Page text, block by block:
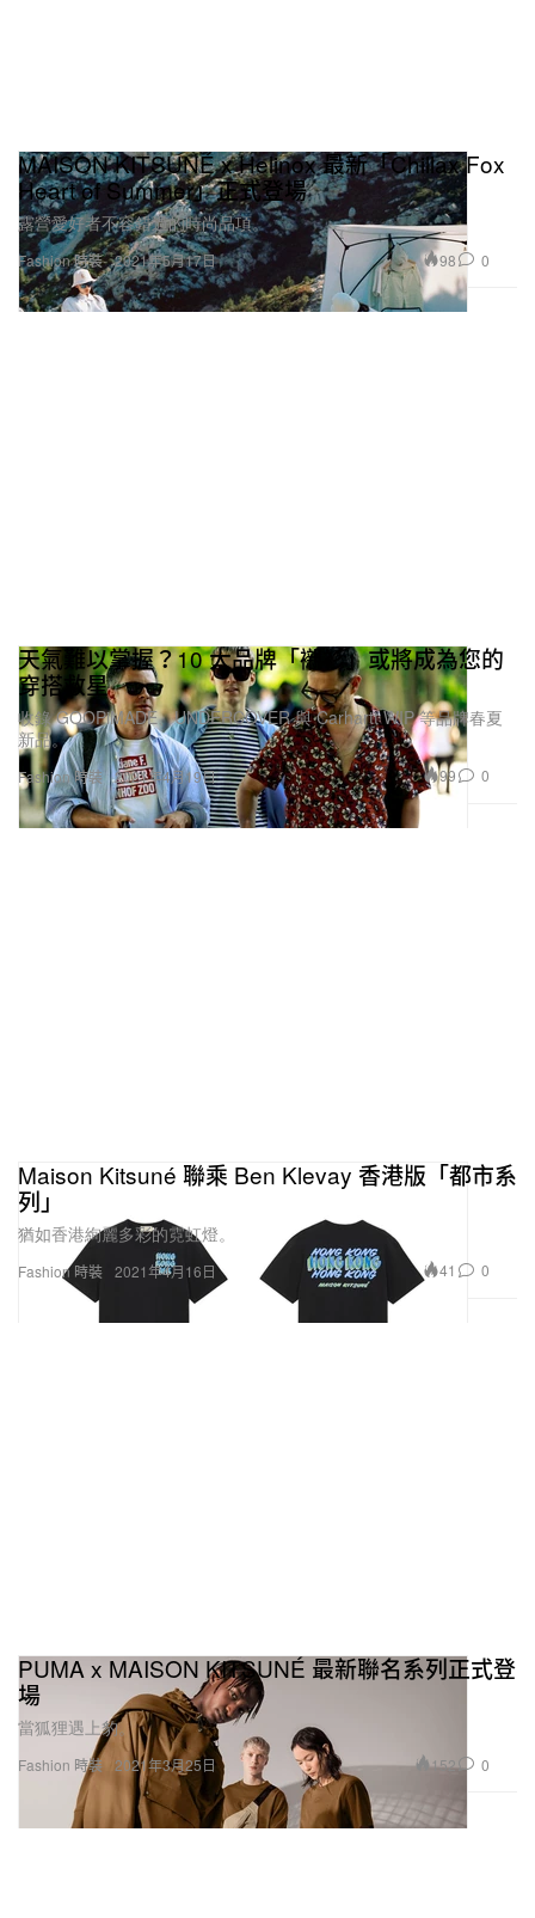
Fashion 時裝
MAISON KITSUNÉ x Helinox 最新「Chillax Fox
Heart of Summer」正式登場
露營愛好者不容錯過的時尚品項。
2021年5月17日 98 0
Fashion 時裝
天氣難以掌握？10 大品牌「襯衫」或將成為您的
穿搭救星
收錄 GOOPiMADE、UNDERCOVER 與 Carhartt WIP 等品牌春夏
新品。
2021年4月19日 99 0
Fashion 時裝
Maison Kitsuné 聯乘 Ben Klevay 香港版「都市系
列」
猶如香港絢麗多彩的霓虹燈。
2021年4月16日 41 0
Fashion 時裝
PUMA x MAISON KITSUNÉ 最新聯名系列正式登
場
當狐狸遇上豹。
2021年3月25日 152 0